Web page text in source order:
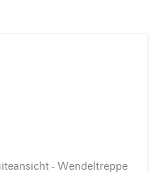
- Wendeltreppe